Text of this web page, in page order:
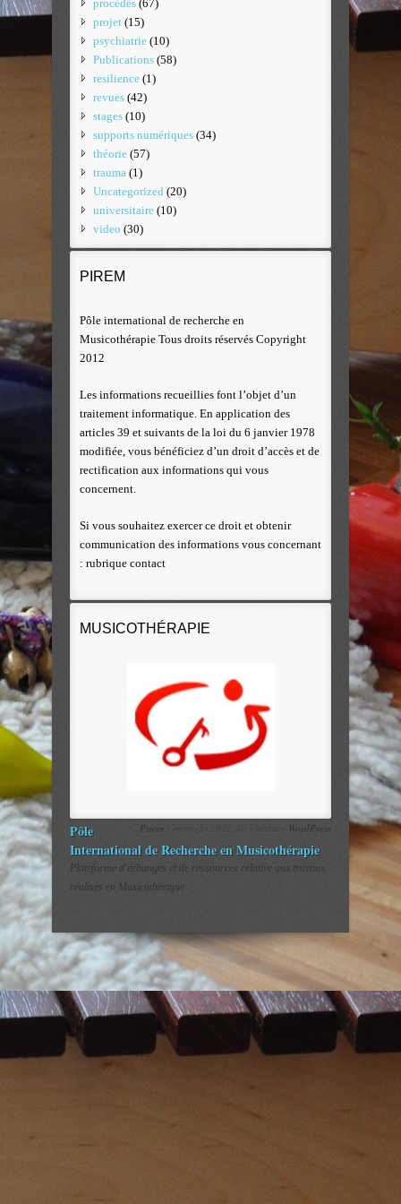
procédés (67)
projet (15)
psychiatrie (10)
Publications (58)
resilience (1)
revues (42)
stages (10)
supports numériques (34)
théorie (57)
trauma (1)
Uncategorized (20)
universitaire (10)
video (30)
PIREM
Pôle international de recherche en
Musicothérapie Tous droits réservés Copyright
2012
Les informations recueillies font l’objet d’un
traitement informatique. En application des
articles 39 et suivants de la loi du 6 janvier 1978
modifiée, vous bénéficiez d’un droit d’accès et de
rectification aux informations qui vous
concernent.
Si vous souhaitez exercer ce droit et obtenir
communication des informations vous concernant
: rubrique contact
MUSICOTHÉRAPIE
Pirem Copyright 2012 Architecture WordPress
Pôle
International de Recherche en Musicothérapie
Plateforme d'échanges et de ressources relative aux travaux
réalisés en Musicothérapie